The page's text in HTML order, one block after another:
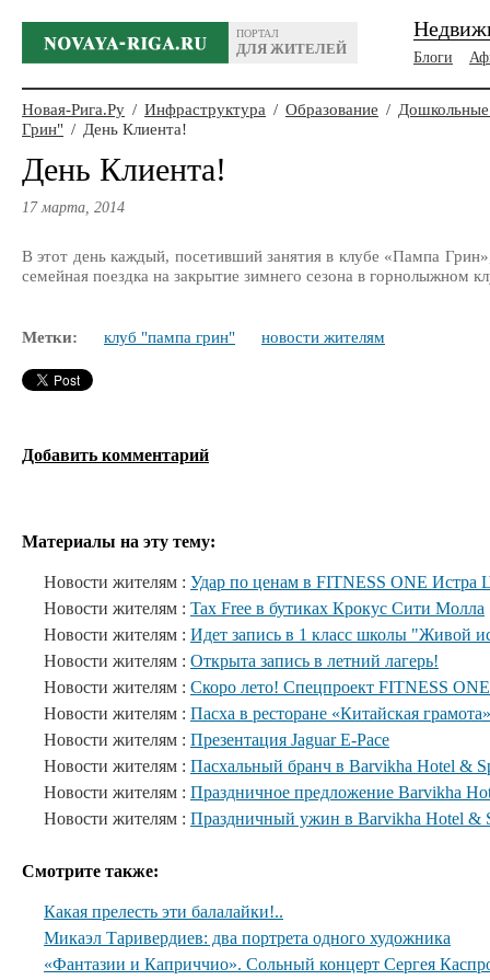
ПОРТАЛ
ДЛЯ ЖИТЕЛЕЙ
Блоги
Новая-Рига.Ру / Инфраструктура / Образование /
Грин" / День Клиента!
День Клиента!
17 марта, 2014
В этот день каждый, посетивший занятия в клубе «Пампа
семейная поездка на закрытие зимнего сезона в горнолыжном
Метки: клуб "пампа грин" новости жителям
Добавить комментарий
Материалы на эту тему:
Новости жителям : Удар по ценам в FITNESS ONE Истра
Новости жителям : Tax Free в бутиках Крокус Сити Молла
Новости жителям : Идет запись в 1 класс школы "Живой
Новости жителям : Открыта запись в летний лагерь!
Новости жителям : Скоро лето! Спецпроект FITNESS ONE
Новости жителям : Пасха в ресторане «Китайская грамота»
Новости жителям : Презентация Jaguar E-Pace
Новости жителям : Пасхальный бранч в Barvikha Hotel &
Новости жителям : Праздничное предложение Barvikha
Новости жителям : Праздничный ужин в Barvikha Hotel &
Смотрите также:
Какая прелесть эти балалайки!..
Микаэл Таривердиев: два портрета одного художника
«Фантазии и Каприччио». Сольный концерт Сергея